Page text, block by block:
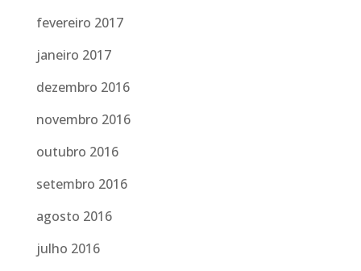
fevereiro 2017
janeiro 2017
dezembro 2016
novembro 2016
outubro 2016
setembro 2016
agosto 2016
julho 2016